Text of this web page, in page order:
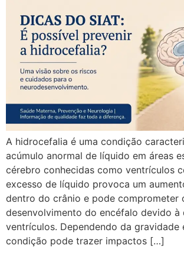
A hidrocefalia é uma condição
acúmulo anormal de líquido em áreas
cérebro conhecidas como ventrículos
excesso de líquido provoca um
dentro do crânio e pode comprometer
desenvolvimento do encéfalo devido à
ventrículos. Dependendo da gravidade
condição pode trazer impactos […]